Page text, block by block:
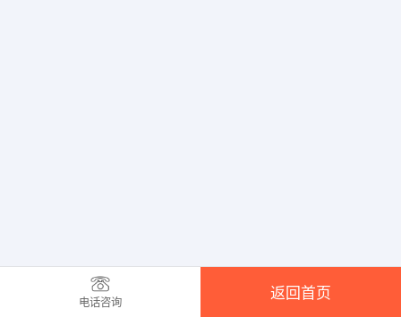
电话咨询
返回首页